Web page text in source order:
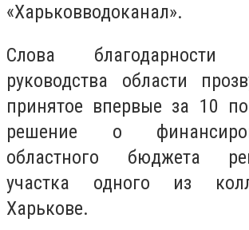
«Харьковводоканал».
Слова
руководства области
принятое впервые за 10
решение о
областного бюджета
участка одного из
Харькове.